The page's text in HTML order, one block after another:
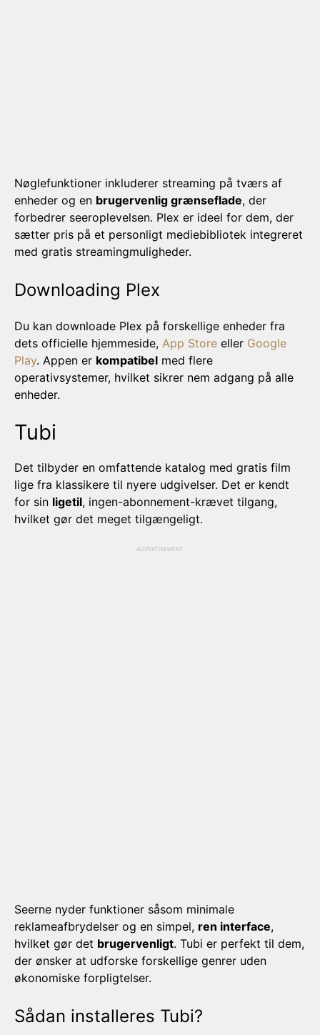
Nøglefunktioner inkluderer streaming på tværs af
enheder og en brugervenlig grænseflade, der
forbedrer seeroplevelsen. Plex er ideel for dem, der
sætter pris på et personligt mediebibliotek integreret
med gratis streamingmuligheder.
Downloading Plex
Du kan downloade Plex på forskellige enheder fra
dets officielle hjemmeside, App Store eller Google
Play. Appen er kompatibel med flere
operativsystemer, hvilket sikrer nem adgang på alle
enheder.
Tubi
Det tilbyder en omfattende katalog med gratis film
lige fra klassikere til nyere udgivelser. Det er kendt
for sin ligetil, ingen-abonnement-krævet tilgang,
hvilket gør det meget tilgængeligt.
ADVERTISEMENT
Seerne nyder funktioner såsom minimale
reklameafbrydelser og en simpel, ren interface,
hvilket gør det brugervenligt. Tubi er perfekt til dem,
der ønsker at udforske forskellige genrer uden
økonomiske forpligtelser.
Sådan installeres Tubi?